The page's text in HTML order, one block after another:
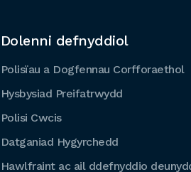
Dolenni defnyddiol
Polisïau a Dogfennau Corfforaethol
Hysbysiad Preifatrwydd
Polisi Cwcis
Datganiad Hygyrchedd
Hawlfraint ac ail ddefnyddio